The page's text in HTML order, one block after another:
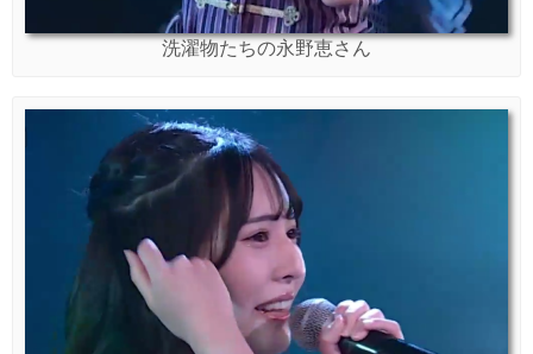
洗濯物たちの永野恵さん